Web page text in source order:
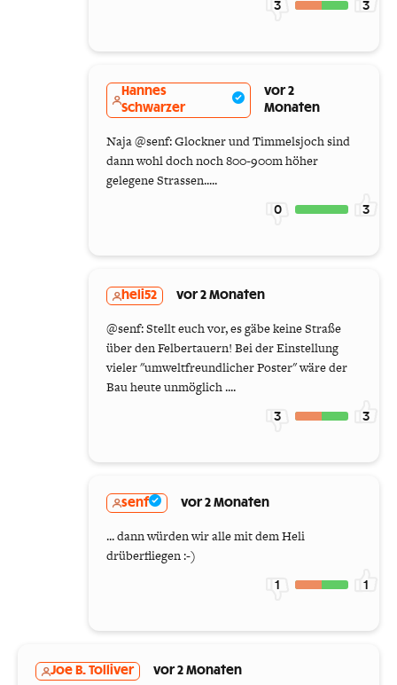
3 3
Hannes
Schwarzer
vor 2
Monaten
Naja @senf: Glockner und Timmelsjoch sind
dann wohl doch noch 800-900m höher
gelegene Strassen.....
0 3
heli52 vor 2 Monaten
@senf: Stellt euch vor, es gäbe keine Straße
über den Felbertauern! Bei der Einstellung
vieler "umweltfreundlicher Poster" wäre der
Bau heute unmöglich ....
3 3
senf vor 2 Monaten
... dann würden wir alle mit dem Heli
drüberfliegen :-)
1 1
Joe B. Tolliver vor 2 Monaten